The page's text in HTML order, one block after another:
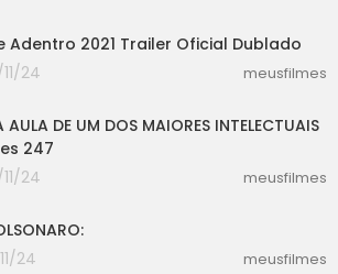
Adentro 2021 Trailer Oficial Dublado
24
meusfilmes
DE UM DOS MAIORES INTELECTUAIS
247
24
meusfilmes
24
meusfilmes